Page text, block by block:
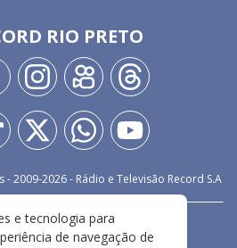
RIO PRETO
- 2009-2026- Rádio e Televisão Record S.A
CONOSCO
PRIVACIDADE
e tecnologia para
de navegação de